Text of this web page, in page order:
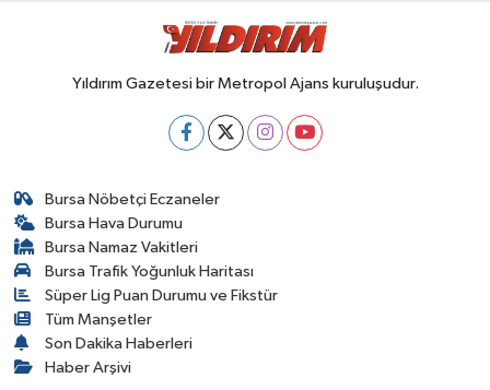
Yıldırım Gazetesi bir Metropol Ajans kuruluşudur.
Bursa Nöbetçi Eczaneler
Bursa Hava Durumu
Bursa Namaz Vakitleri
Bursa Trafik Yoğunluk Haritası
Süper Lig Puan Durumu ve Fikstür
Tüm Manşetler
Son Dakika Haberleri
Haber Arşivi